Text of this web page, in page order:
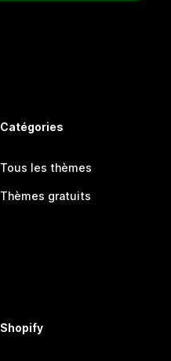
Catégories
Tous les thèmes
Thèmes gratuits
Shopify